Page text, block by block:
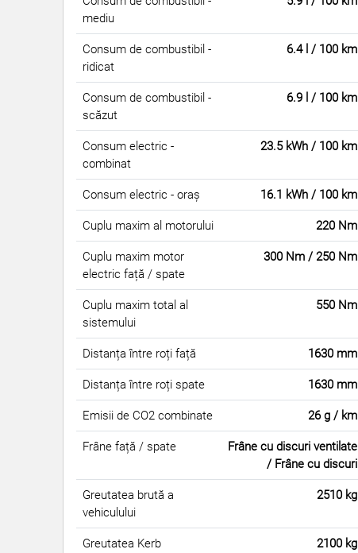
mediu
Consum de combustibil -
ridicat
6.4 l / 100 km
Consum de combustibil -
scăzut
6.9 l / 100 km
Consum electric -
combinat
23.5 kWh / 100 km
Consum electric - oraș 16.1 kWh / 100 km
Cuplu maxim al motorului 220 Nm
Cuplu maxim motor
electric față / spate
300 Nm / 250 Nm
Cuplu maxim total al
sistemului
550 Nm
Distanța între roți față 1630 mm
Distanța între roți spate 1630 mm
Emisii de CO2 combinate 26 g / km
Frâne față / spate
Frâne cu discuri ventilate
/ Frâne cu discuri
Greutatea brută a
vehiculului
2510 kg
Greutatea Kerb 2100 kg